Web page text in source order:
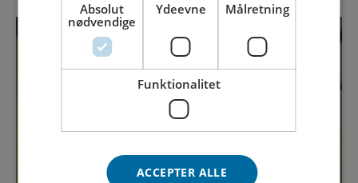
Absolut
nødvendige
Ydeevne Målretning
Funktionalitet
ACCEPTER ALLE